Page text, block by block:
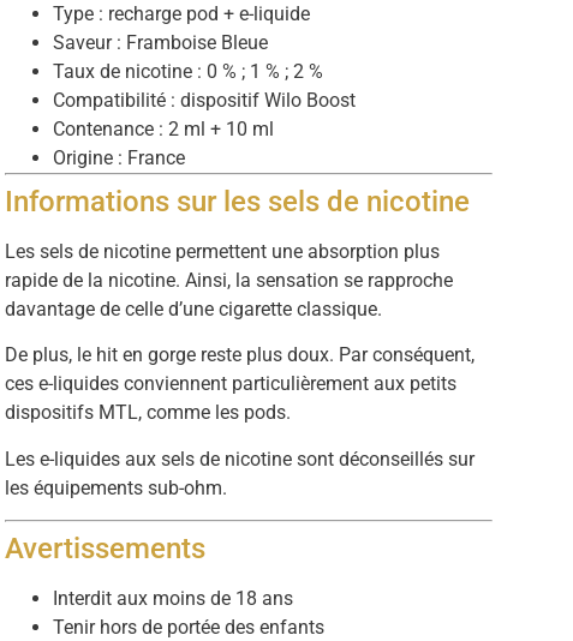
Type : recharge pod + e-liquide
Saveur : Framboise Bleue
Taux de nicotine : 0 % ; 1 % ; 2 %
Compatibilité : dispositif Wilo Boost
Contenance : 2 ml + 10 ml
Origine : France
Informations sur les sels de nicotine
Les sels de nicotine permettent une absorption plus
rapide de la nicotine. Ainsi, la sensation se rapproche
davantage de celle d’une cigarette classique.
De plus, le hit en gorge reste plus doux. Par conséquent,
ces e-liquides conviennent particulièrement aux petits
dispositifs MTL, comme les pods.
Les e-liquides aux sels de nicotine sont déconseillés sur
les équipements sub-ohm.
Avertissements
Interdit aux moins de 18 ans
Tenir hors de portée des enfants